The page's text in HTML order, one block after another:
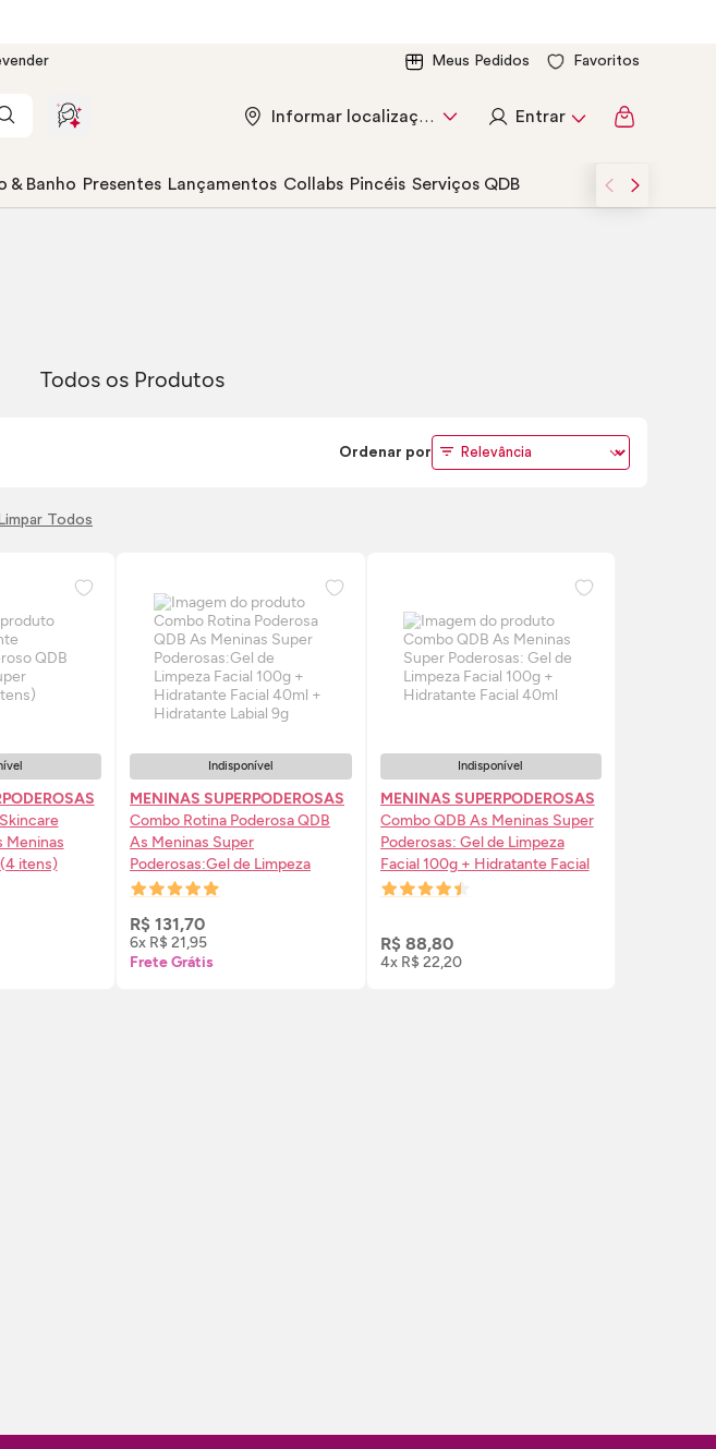
Meus Pedidos Favoritos
Informar localização Entrar
& Banho Presentes Lançamentos Collabs Pincéis Serviços QDB
Todos os Produtos
Ordenar por
Limpar Todos
Skincare
itens)
Indisponível
MENINAS SUPERPODEROSAS
Combo Rotina Poderosa QDB
As Meninas Super
Poderosas:Gel de Limpeza
Facial 100g + Hidratante Facial
R$ 131,70
6x R$ 21,95
Frete Grátis
Indisponível
MENINAS SUPERPODEROSAS
Combo QDB As Meninas Super
Poderosas: Gel de Limpeza
Facial 100g + Hidratante Facial
40ml
R$ 88,80
4x R$ 22,20